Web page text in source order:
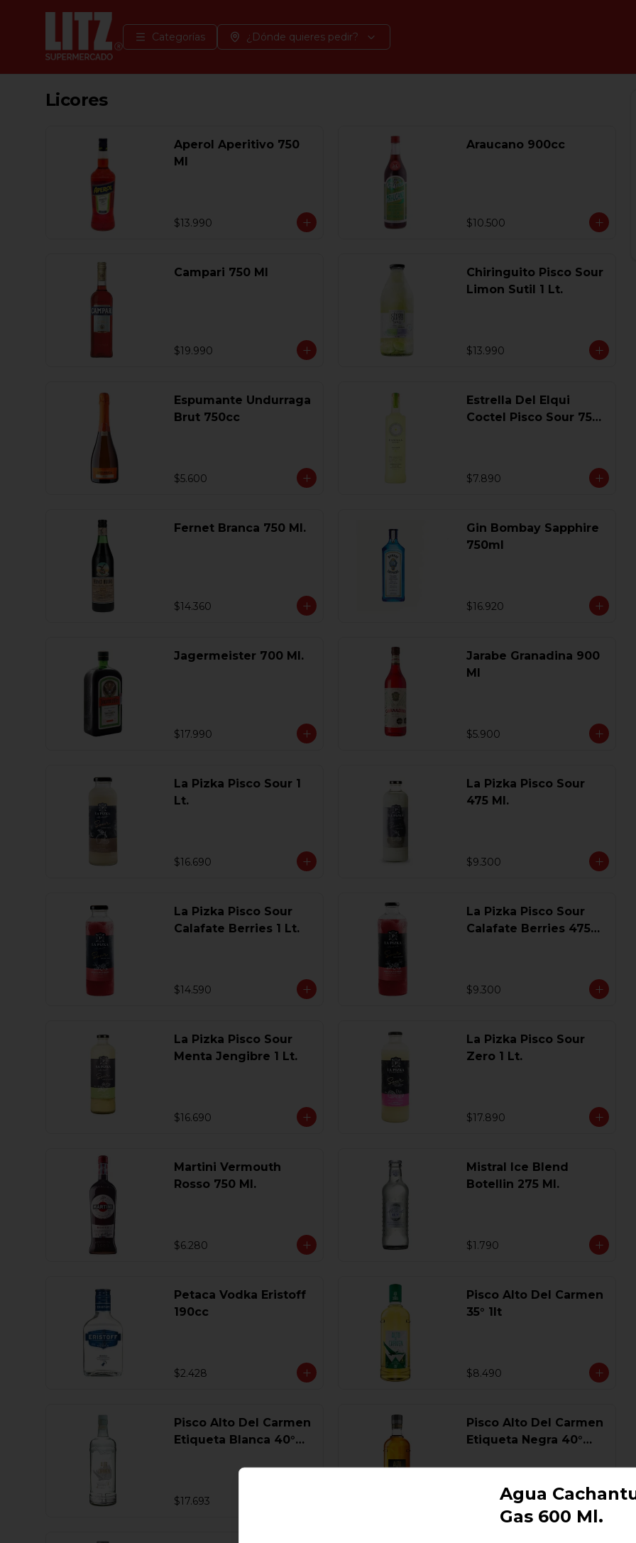
Categorías ¿Dónde quieres pedir?
Licores
Aperol Aperitivo 750
Ml
$13.990
Araucano 900cc
$10.500
Campari 750 Ml
$19.990
Chiringuito Pisco Sour
Limon Sutil 1 Lt.
$13.990
Espumante Undurraga
Brut 750cc
$5.600
Estrella Del Elqui
Coctel Pisco Sour 750
$7.890
Fernet Branca 750 Ml.
$14.360
Gin Bombay Sapphire
750ml
$16.920
Jagermeister 700 Ml.
$17.990
Jarabe Granadina 900
Ml
$5.900
La Pizka Pisco Sour 1
Lt.
$16.690
La Pizka Pisco Sour
475 Ml.
$9.300
La Pizka Pisco Sour
Calafate Berries 1 Lt.
$14.590
La Pizka Pisco Sour
Calafate Berries 475
$9.300
La Pizka Pisco Sour
Menta Jengibre 1 Lt.
$16.690
La Pizka Pisco Sour
Zero 1 Lt.
$17.890
Martini Vermouth
Rosso 750 Ml.
$6.280
Mistral Ice Blend
Botellin 275 Ml.
$1.790
Petaca Vodka Eristoff
190cc
$2.428
Pisco Alto Del Carmen
35° 1lt
$8.490
Pisco Alto Del Carmen
Etiqueta Blanca 40°
$17.693
Pisco Alto Del Carmen
Etiqueta Negra 40°
$17.440Agua
Gas 600 Ml.